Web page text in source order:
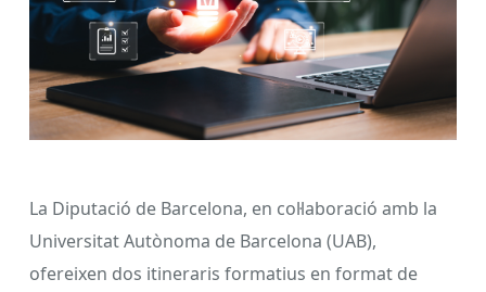
La Diputació de Barcelona, en col·laboració amb la
Universitat Autònoma de Barcelona (UAB),
ofereixen dos itineraris formatius en format de